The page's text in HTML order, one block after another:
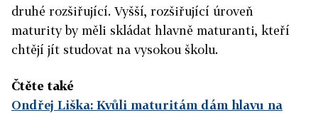
druhé rozšiřující. Vyšší, rozšiřující úroveň
maturity by měli skládat hlavně maturanti, kteří
chtějí jít studovat na vysokou školu.
Čtěte také
Ondřej Liška: Kvůli maturitám dám hlavu na